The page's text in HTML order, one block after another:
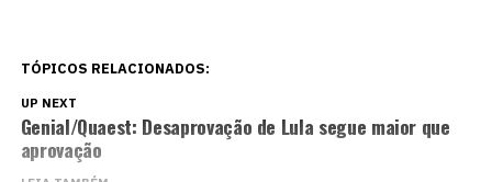
TÓPICOS RELACIONADOS:
UP NEXT
Genial/Quaest: Desaprovação de Lula segue maior que
aprovação